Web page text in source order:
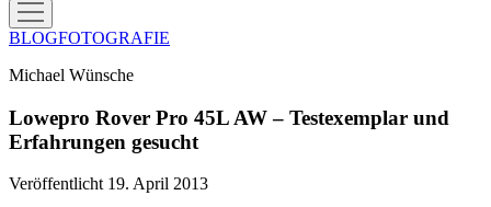
Menü
öffnen
BLOGFOTOGRAFIE
Michael Wünsche
Lowepro Rover Pro 45L AW – Testexemplar und
Erfahrungen gesucht
Veröffentlicht 19. April 2013